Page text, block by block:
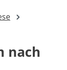
nach